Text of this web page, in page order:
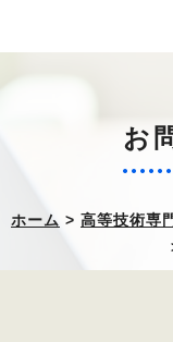
お
ホーム > 高等技術専